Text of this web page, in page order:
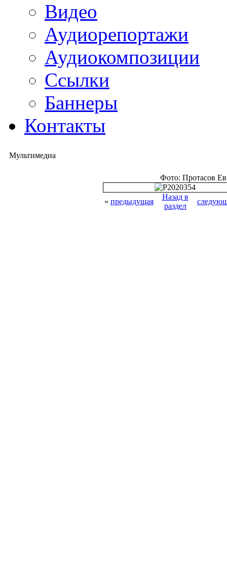
Видео
Аудиорепортажи
Аудиокомпозиции
Ссылки
Баннеры
Контакты
Мультимедиа
Фото: Протасов
« предыдущая
Назад в
раздел